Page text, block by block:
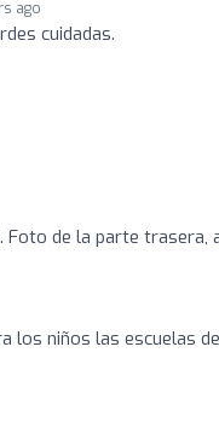
ago
cuidadas.
Foto de la parte trasera,
los niños las escuelas